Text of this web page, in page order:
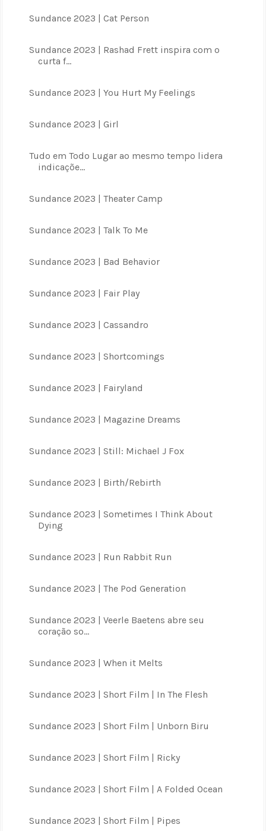
Sundance 2023 | Cat Person
Sundance 2023 | Rashad Frett inspira com o
curta f...
Sundance 2023 | You Hurt My Feelings
Sundance 2023 | Girl
Tudo em Todo Lugar ao mesmo tempo lidera
indicaçõe...
Sundance 2023 | Theater Camp
Sundance 2023 | Talk To Me
Sundance 2023 | Bad Behavior
Sundance 2023 | Fair Play
Sundance 2023 | Cassandro
Sundance 2023 | Shortcomings
Sundance 2023 | Fairyland
Sundance 2023 | Magazine Dreams
Sundance 2023 | Still: Michael J Fox
Sundance 2023 | Birth/Rebirth
Sundance 2023 | Sometimes I Think About
Dying
Sundance 2023 | Run Rabbit Run
Sundance 2023 | The Pod Generation
Sundance 2023 | Veerle Baetens abre seu
coração so...
Sundance 2023 | When it Melts
Sundance 2023 | Short Film | In The Flesh
Sundance 2023 | Short Film | Unborn Biru
Sundance 2023 | Short Film | Ricky
Sundance 2023 | Short Film | A Folded Ocean
Sundance 2023 | Short Film | Pipes